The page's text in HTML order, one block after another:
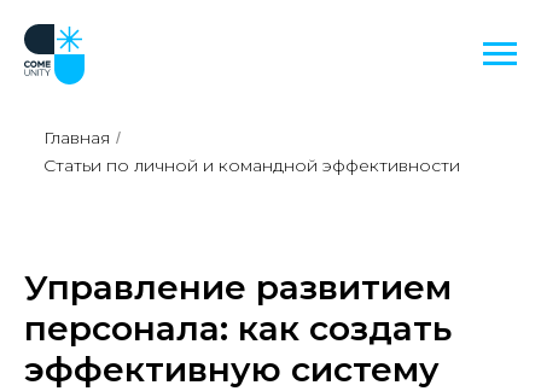
Главная /
Статьи по личной и командной эффективности
Управление развитием
персонала: как создать
эффективную систему